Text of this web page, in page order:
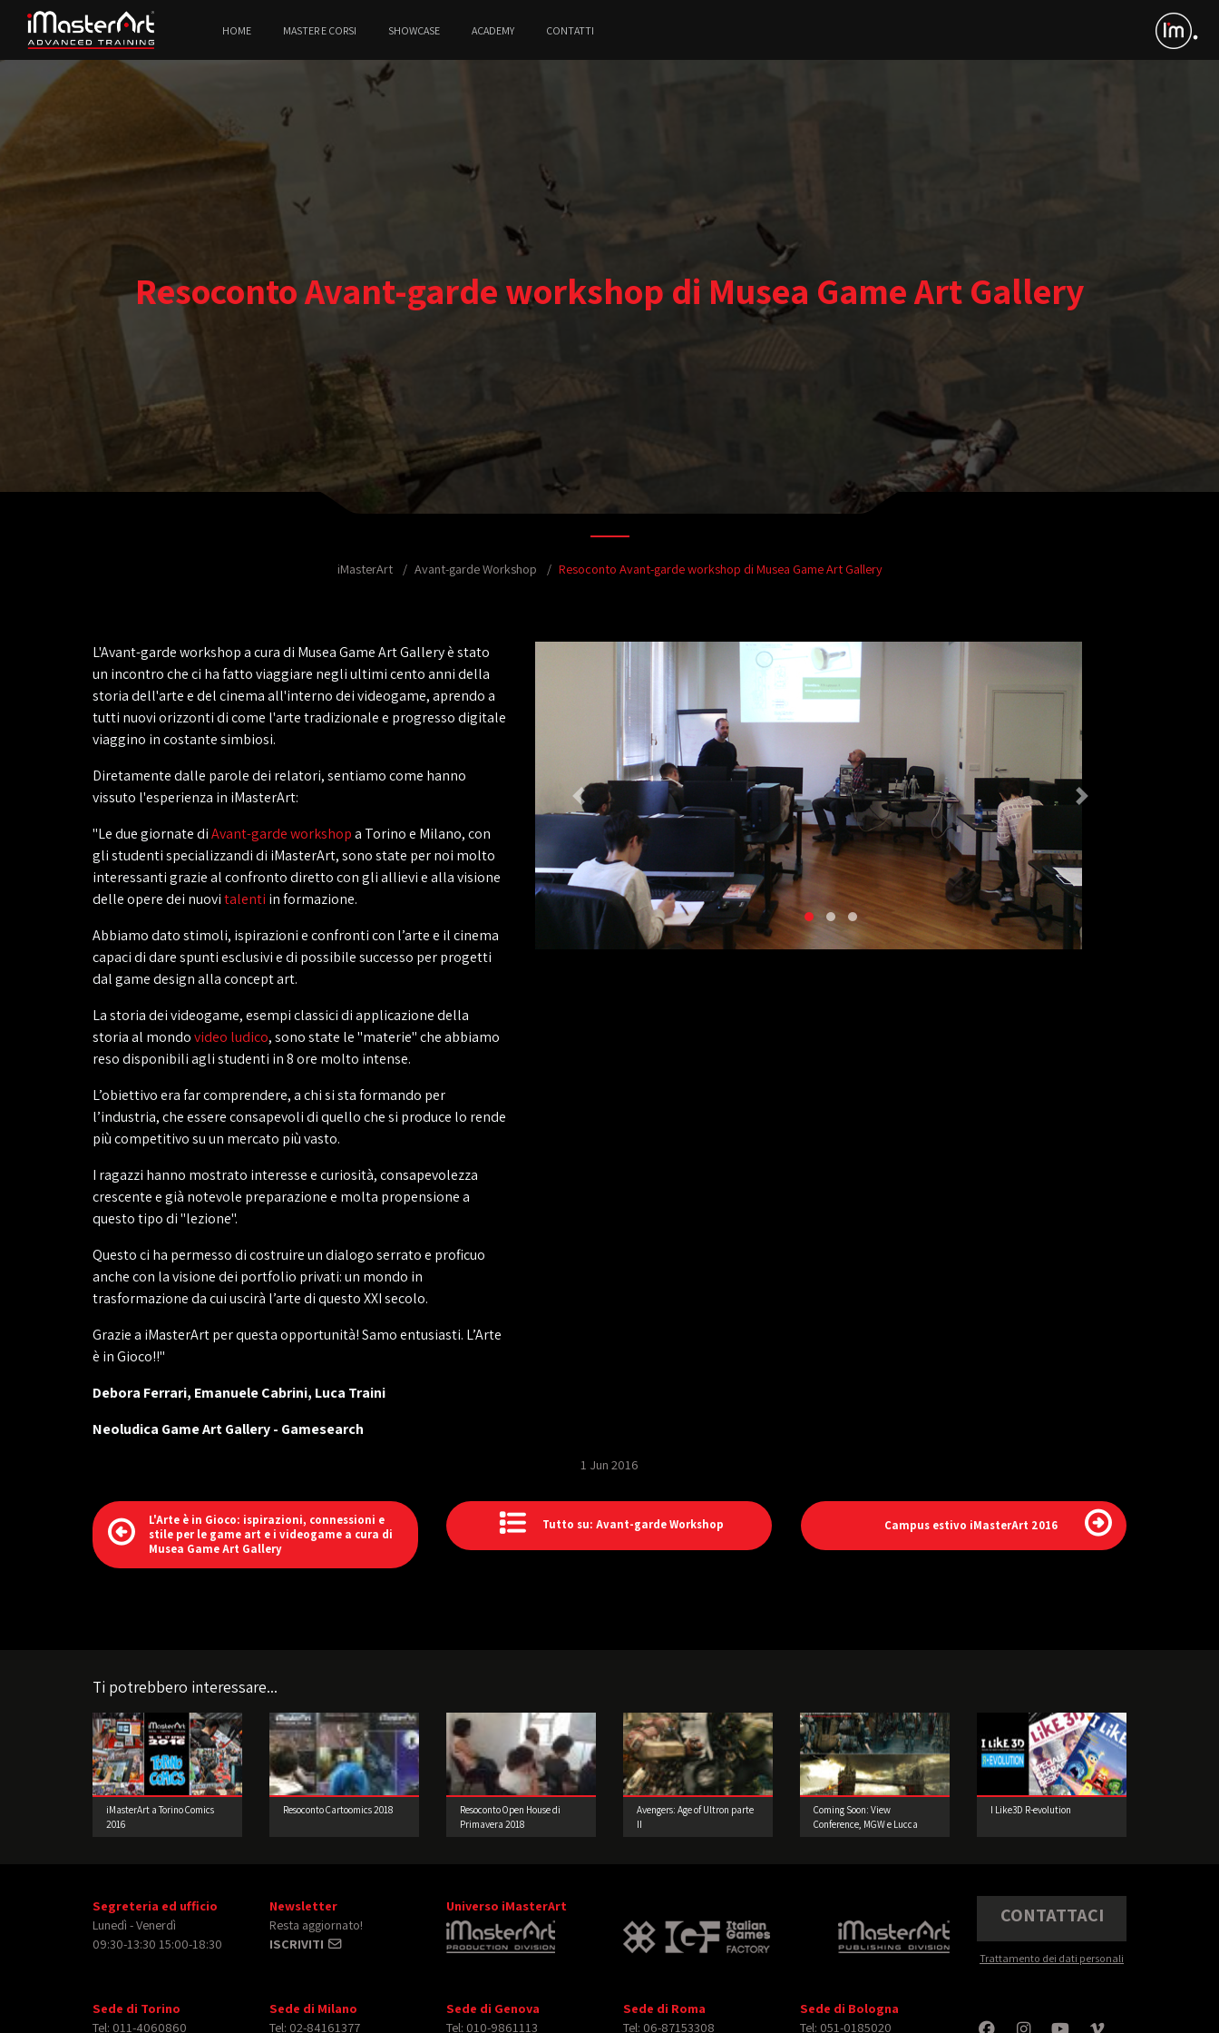
HOME MASTER E CORSI SHOWCASE ACADEMY CONTATTI
Resoconto Avant-garde workshop di Musea Game Art Gallery
iMasterArt Avant-garde Workshop Resoconto Avant-garde workshop di Musea Game Art Gallery
L'Avant-garde workshop a cura di Musea Game Art Gallery è stato
un incontro che ci ha fatto viaggiare negli ultimi cento anni della
storia dell'arte e del cinema all'interno dei videogame, aprendo a
tutti nuovi orizzonti di come l'arte tradizionale e progresso digitale
viaggino in costante simbiosi.
Diretamente dalle parole dei relatori, sentiamo come hanno
vissuto l'esperienza in iMasterArt:
"Le due giornate diAvant-garde workshopa Torino e Milano, con
gli studenti specializzandi di iMasterArt, sono state per noi molto
interessanti grazie al confronto diretto con gli allievi e alla visione
delle opere dei nuovitalenti in formazione.
Abbiamo dato stimoli, ispirazioni e confronti con l’arte e il cinema
capaci di dare spunti esclusivi e di possibile successo per progetti
dal game design allaconceptart.
La storia dei videogame, esempi classici di applicazione della
storia al mondovideo ludico, sono state le "materie" che abbiamo
reso disponibili agli studenti in 8 ore molto intense.
L’obiettivo era far comprendere, a chi si sta formando per
l’industria, che essere consapevoli di quello che si produce lo rende
più competitivo su un mercato più vasto.
I ragazzi hanno mostrato interesse e curiosità, consapevolezza
crescente e già notevole preparazione e molta propensione a
questo tipo di "lezione".
Questo ci ha permesso di costruire un dialogo serrato e proficuo
anche con la visione dei portfolio privati: un mondo in
trasformazione da cui uscirà l’arte di questo XXI secolo.
Grazie a iMasterArt per questa opportunità! Samo entusiasti. L’Arte
è in Gioco!!"
Debora Ferrari, Emanuele Cabrini, Luca Traini
Neoludica Game Art Gallery - Gamesearch
1 Jun 2016
L'Arte è in Gioco: ispirazioni, connessioni e
stile per le game art e i videogame a cura di
Musea Game Art Gallery
Tutto su: Avant-garde Workshop Campus estivo iMasterArt 2016
Ti potrebbero interessare...
iMasterArt a Torino Comics
2016
Resoconto Cartoomics 2018
Resoconto Open House di
Primavera 2018
Avengers: Age of Ultron parte
II
Coming Soon: View
Conference, MGW e Lucca
I Like3D R-evolution
Segreteria ed ufficio
Lunedì - Venerdì
09:30-13:30 15:00-18:30
Newsletter
Resta aggiornato!
ISCRIVITI
Universo iMasterArt CONTATTACI
Trattamento dei dati personali
Sede di Torino
Tel: 011-4060860
Sede di Milano
Tel: 02-84161377
Sede di Genova
Tel: 010-9861113
Sede di Roma
Tel: 06-87153308
Sede di Bologna
Tel: 051-0185020